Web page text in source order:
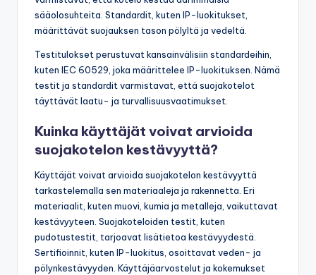
sääolosuhteita. Standardit, kuten IP-luokitukset,
määrittävät suojauksen tason pölyltä ja vedeltä.
Testitulokset perustuvat kansainvälisiin standardeihin,
kuten IEC 60529, joka määrittelee IP-luokituksen. Nämä
testit ja standardit varmistavat, että suojakotelot
täyttävät laatu- ja turvallisuusvaatimukset.
Kuinka käyttäjät voivat arvioida
suojakotelon kestävyyttä?
Käyttäjät voivat arvioida suojakotelon kestävyyttä
tarkastelemalla sen materiaaleja ja rakennetta. Eri
materiaalit, kuten muovi, kumia ja metalleja, vaikuttavat
kestävyyteen. Suojakoteloiden testit, kuten
pudotustestit, tarjoavat lisätietoa kestävyydestä.
Sertifioinnit, kuten IP-luokitus, osoittavat veden- ja
pölynkestävyyden. Käyttäjäarvostelut ja kokemukset